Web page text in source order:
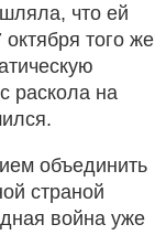
что ей
того же
раскола на
объединить
страной
война уже